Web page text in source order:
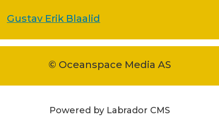
Gustav Erik Blaalid
© Oceanspace Media AS
Powered by Labrador CMS